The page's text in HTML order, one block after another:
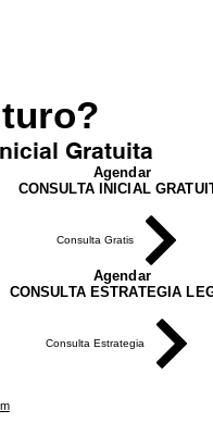
Gratuita
Agendar
CONSULTA INICIAL
Consulta Gratis
Agendar
CONSULTA ESTRATEGIA
Consulta Estrategia